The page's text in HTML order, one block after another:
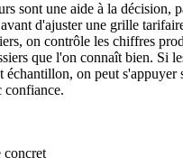
sont une aide à la décision,
d'ajuster une grille
on contrôle les chiffres
que l'on connaît bien. Si
échantillon, on peut s'appuyer
confiance.
concret